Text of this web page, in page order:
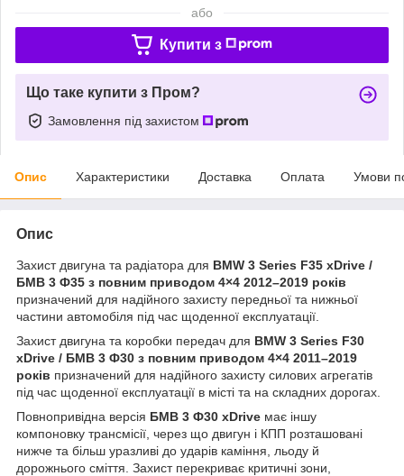
або
Купити з
Що таке купити з Пром?
Замовлення під захистом
Опис Характеристики Доставка Оплата Умови
Опис
Захист двигуна та радіатора для BMW 3 Series F35 xDrive /
БМВ 3 Ф35 з повним приводом 4×4 2012–2019 років
призначений для надійного захисту передньої та нижньої
частини автомобіля під час щоденної експлуатації.
Захист двигуна та коробки передач для BMW 3 Series F30
xDrive / БМВ 3 Ф30 з повним приводом 4×4 2011–2019
років призначений для надійного захисту силових агрегатів
під час щоденної експлуатації в місті та на складних дорогах.
Повнопривідна версія БМВ 3 Ф30 xDrive має іншу
компоновку трансмісії, через що двигун і КПП розташовані
нижче та більш уразливі до ударів каміння, льоду й
дорожнього сміття. Захист перекриває критичні зони,